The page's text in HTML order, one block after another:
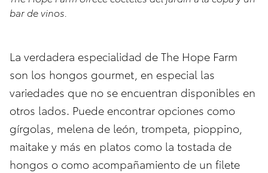
bar de vinos.
La verdadera especialidad de The Hope Farm
son los hongos gourmet, en especial las
variedades que no se encuentran disponibles en
otros lados. Puede encontrar opciones como
gírgolas, melena de león, trompeta, pioppino,
maitake y más en platos como la tostada de
hongos o como acompañamiento de un filete